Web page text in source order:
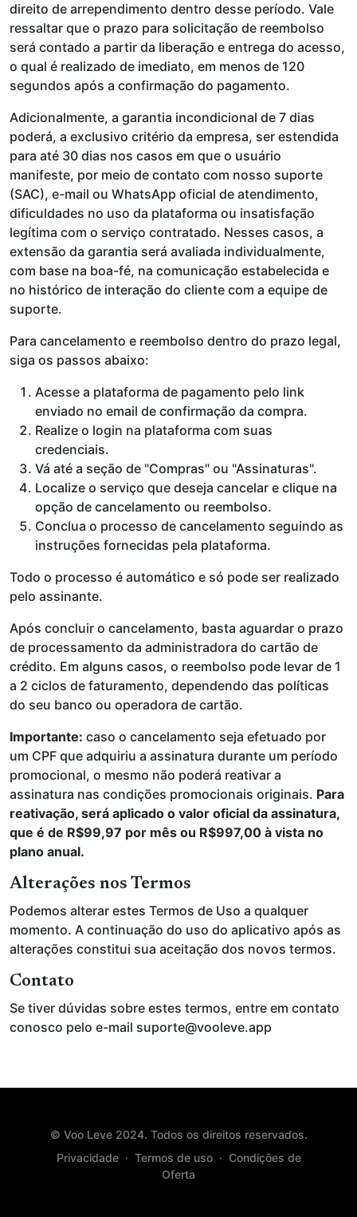
direito de arrependimento dentro desse período. Vale
ressaltar que o prazo para solicitação de reembolso
será contado a partir da liberação e entrega do acesso,
o qual é realizado de imediato, em menos de 120
segundos após a confirmação do pagamento.
Adicionalmente, a garantia incondicional de 7 dias
poderá, a exclusivo critério da empresa, ser estendida
para até 30 dias nos casos em que o usuário
manifeste, por meio de contato com nosso suporte
(SAC), e-mail ou WhatsApp oficial de atendimento,
dificuldades no uso da plataforma ou insatisfação
legítima com o serviço contratado. Nesses casos, a
extensão da garantia será avaliada individualmente,
com base na boa-fé, na comunicação estabelecida e
no histórico de interação do cliente com a equipe de
suporte.
Para cancelamento e reembolso dentro do prazo legal,
siga os passos abaixo:
Acesse a plataforma de pagamento pelo link
enviado no email de confirmação da compra.
Realize o login na plataforma com suas
credenciais.
Vá até a seção de "Compras" ou "Assinaturas".
Localize o serviço que deseja cancelar e clique na
opção de cancelamento ou reembolso.
Conclua o processo de cancelamento seguindo as
instruções fornecidas pela plataforma.
Todo o processo é automático e só pode ser realizado
pelo assinante.
Após concluir o cancelamento, basta aguardar o prazo
de processamento da administradora do cartão de
crédito. Em alguns casos, o reembolso pode levar de 1
a 2 ciclos de faturamento, dependendo das políticas
do seu banco ou operadora de cartão.
Importante: caso o cancelamento seja efetuado por
um CPF que adquiriu a assinatura durante um período
promocional, o mesmo não poderá reativar a
assinatura nas condições promocionais originais. Para
reativação, será aplicado o valor oficial da assinatura,
que é de R$99,97 por mês ou R$997,00 à vista no
plano anual.
Alterações nos Termos
Podemos alterar estes Termos de Uso a qualquer
momento. A continuação do uso do aplicativo após as
alterações constitui sua aceitação dos novos termos.
Contato
Se tiver dúvidas sobre estes termos, entre em contato
conosco pelo e-mail suporte@vooleve.app
© Voo Leve 2024. Todos os direitos reservados.
Privacidade · Termos de uso · Condições de
Oferta